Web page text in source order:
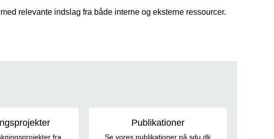
relevante indslag fra både interne og eksterne ressourcer.
fra
Publikationer
Se vores publikationer på sdu.dk